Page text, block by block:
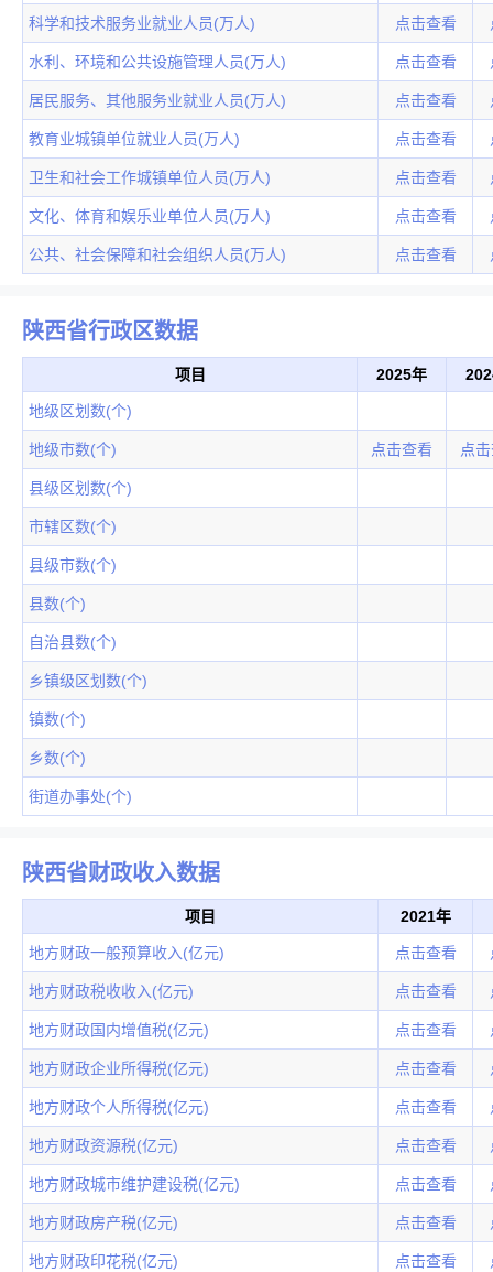
科学和技术服务业就业人员(万人) 点击查看
水利、环境和公共设施管理人员(万人) 点击查看
居民服务、其他服务业就业人员(万人) 点击查看
教育业城镇单位就业人员(万人) 点击查看
卫生和社会工作城镇单位人员(万人) 点击查看
文化、体育和娱乐业单位人员(万人) 点击查看
公共、社会保障和社会组织人员(万人) 点击查看
陕西省行政区数据
项目 2025年
地级区划数(个)
地级市数(个) 点击查看 点
县级区划数(个)
市辖区数(个)
县级市数(个)
县数(个)
自治县数(个)
乡镇级区划数(个)
镇数(个)
乡数(个)
街道办事处(个)
陕西省财政收入数据
项目 2021年
地方财政一般预算收入(亿元) 点击查看
地方财政税收收入(亿元) 点击查看
地方财政国内增值税(亿元) 点击查看
地方财政企业所得税(亿元) 点击查看
地方财政个人所得税(亿元) 点击查看
地方财政资源税(亿元) 点击查看
地方财政城市维护建设税(亿元) 点击查看
地方财政房产税(亿元) 点击查看
地方财政印花税(亿元) 点击查看